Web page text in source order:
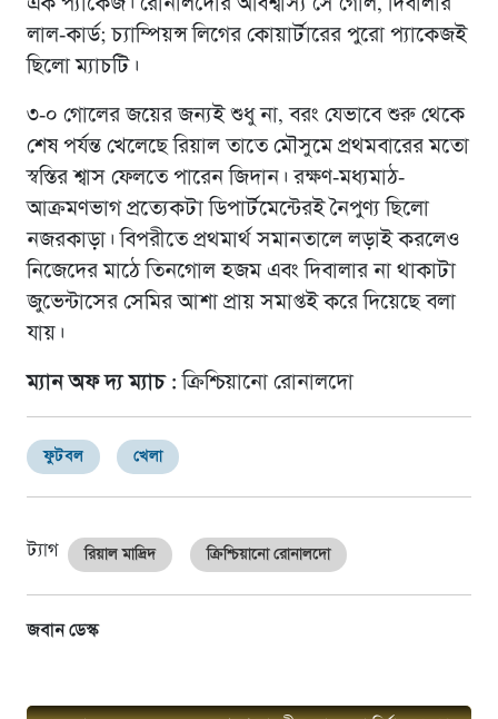
এক প্যাকেজ। রোনালদোর অবিশ্বাস্য সে গোল, দিবালার
লাল-কার্ড; চ্যাম্পিয়ন্স লিগের কোয়ার্টারের পুরো প্যাকেজই
ছিলো ম্যাচটি।
৩-০ গোলের জয়ের জন্যই শুধু না, বরং যেভাবে শুরু থেকে
শেষ পর্যন্ত খেলেছে রিয়াল তাতে মৌসুমে প্রথমবারের মতো
স্বস্তির শ্বাস ফেলতে পারেন জিদান। রক্ষণ-মধ্যমাঠ-
আক্রমণভাগ প্রত্যেকটা ডিপার্টমেন্টেরই নৈপুণ্য ছিলো
নজরকাড়া। বিপরীতে প্রথমার্থ সমানতালে লড়াই করলেও
নিজেদের মাঠে তিনগোল হজম এবং দিবালার না থাকাটা
জুভেন্টাসের সেমির আশা প্রায় সমাপ্তই করে দিয়েছে বলা
যায়।
ম্যান অফ দ্য ম্যাচ : ক্রিশ্চিয়ানো রোনালদো
ফুটবল খেলা
ট্যাগ রিয়াল মাদ্রিদ ক্রিশ্চিয়ানো রোনালদো
জবান ডেস্ক